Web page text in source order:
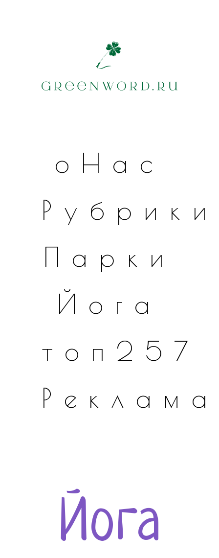
оНас
Рубрики
Парки
Йога
топ257
Реклама
Йога